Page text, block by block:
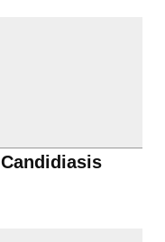
Candidiasis